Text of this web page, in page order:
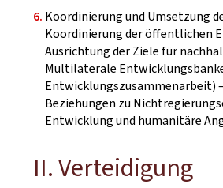
Koordinierung und Umsetzung
Koordinierung der öffentlichen
Ausrichtung der Ziele für
Multilaterale
Entwicklungszusammenarbeit)
Beziehungen zu
Entwicklung und humanitäre
II. Verteidigung